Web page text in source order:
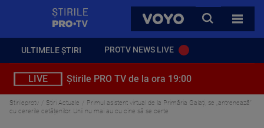
VOYO
CAUTA
TOATE
ULTIMELE ȘTIRI PROTV NEWS LIVE
LIVE Știrile PRO TV de la ora 19:00
Stirileprotv Știri Actuale
Primul asistent virtual de la Primăria Galați, se „antrenează”
cu cererile cetățenilor. Unii nu mai au cu cine să se certe